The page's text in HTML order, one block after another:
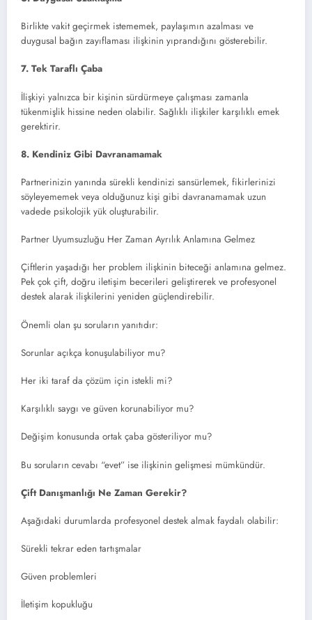
Birlikte vakit geçirmek istememek, paylaşımın azalması ve
duygusal bağın zayıflaması ilişkinin yıprandığını gösterebilir.
7. Tek Taraflı Çaba
İlişkiyi yalnızca bir kişinin sürdürmeye çalışması zamanla
tükenmişlik hissine neden olabilir. Sağlıklı ilişkiler karşılıklı emek
gerektirir.
8. Kendiniz Gibi Davranamamak
Partnerinizin yanında sürekli kendinizi sansürlemek, fikirlerinizi
söyleyememek veya olduğunuz kişi gibi davranamamak uzun
vadede psikolojik yük oluşturabilir.
Partner Uyumsuzluğu Her Zaman Ayrılık Anlamına Gelmez
Çiftlerin yaşadığı her problem ilişkinin biteceği anlamına gelmez.
Pek çok çift, doğru iletişim becerileri geliştirerek ve profesyonel
destek alarak ilişkilerini yeniden güçlendirebilir.
Önemli olan şu soruların yanıtıdır:
Sorunlar açıkça konuşulabiliyor mu?
Her iki taraf da çözüm için istekli mi?
Karşılıklı saygı ve güven korunabiliyor mu?
Değişim konusunda ortak çaba gösteriliyor mu?
Bu soruların cevabı “evet” ise ilişkinin gelişmesi mümkündür.
Çift Danışmanlığı Ne Zaman Gerekir?
Aşağıdaki durumlarda profesyonel destek almak faydalı olabilir:
Sürekli tekrar eden tartışmalar
Güven problemleri
İletişim kopukluğu